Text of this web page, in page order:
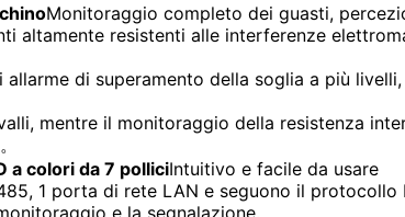
Monitoraggio completo dei guasti,
altamente resistenti alle interferenze
allarme di superamento della soglia a più
mentre il monitoraggio della resistenza
。
a colori da 7 polliciIntuitivo e facile da usare
1 porta di rete LAN e seguono il protocollo
e la segnalazione.